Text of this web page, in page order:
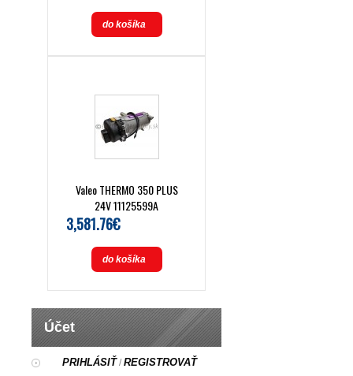
do košíka
Valeo THERMO 350 PLUS
24V 11125599A
3,581.76€
do košíka
Účet
PRIHLÁSIŤ/REGISTROVAŤ